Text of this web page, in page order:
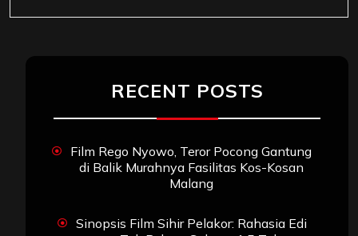
RECENT POSTS
Film Rego Nyowo, Teror Pocong Gantung
di Balik Murahnya Fasilitas Kos-Kosan
Malang
Sinopsis Film Sihir Pelakor: Rahasia Edi